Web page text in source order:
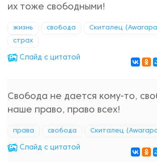
их тоже свободными!
жизнь свобода Скиталец
страх
Cлайд с цитатой
Свобода не дается кому-то,
наше право, право всех!
права свобода Скиталец
Cлайд с цитатой